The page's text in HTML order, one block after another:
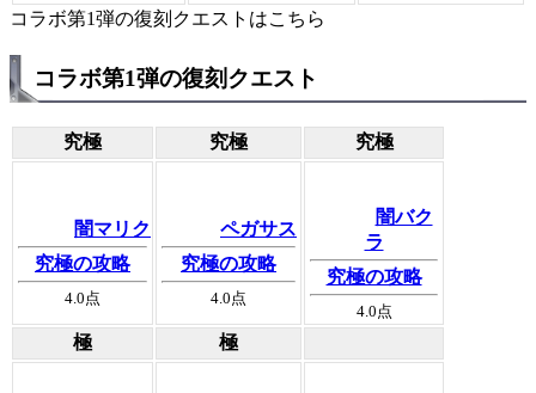
コラボ第1弾の復刻クエストはこちら
コラボ第1弾の復刻クエスト
究極 究極 究極
闇マリク
究極の攻略
4.0点
ペガサス
究極の攻略
4.0点
闇バク
ラ
究極の攻略
4.0点
極 極